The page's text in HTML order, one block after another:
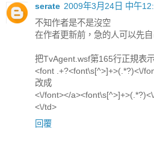
serate 2009年3月24日 中午
不知作者是不是沒空
在作者更新前，急的人可以先
把TvAgent.wsf第165行正規表
<font .+?<font\s[^>]+>(.*?)<\/
改成
<\/font></
<\/td>
回覆